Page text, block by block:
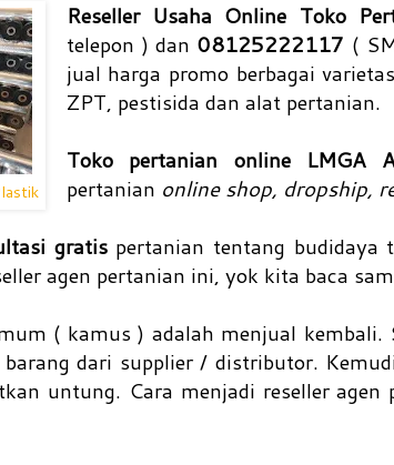
Reseller Usaha Online Toko
telepon ) dan08125222117 (
jual harga promo berbagai
ZPT, pestisida dan alat pertanian.
Toko pertanian online LMGA
pertanian online shop, dropship,
gratispertanian tentang budidaya
agen pertanian ini, yok kita baca
( kamus ) adalah menjual kembali.
dari supplier / distributor.
untung. Cara menjadi reseller